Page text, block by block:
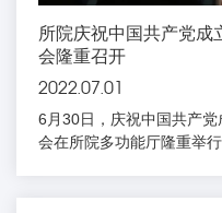
所院庆祝中国共产党成
会隆重召开
2022.07.01
6月30日，庆祝中国共产党
会在所院多功能厅隆重举行